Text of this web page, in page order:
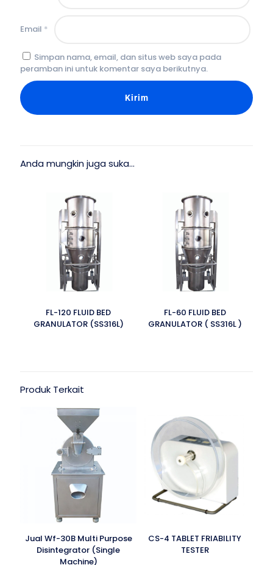
Email *
Simpan nama, email, dan situs web saya pada
peramban ini untuk komentar saya berikutnya.
Anda mungkin juga suka…
FL-120 FLUID BED
GRANULATOR (SS316L)
FL-60 FLUID BED
GRANULATOR ( SS316L )
Produk Terkait
Jual Wf-30B Multi Purpose
Disintegrator (Single
Machine)
CS-4 TABLET FRIABILITY
TESTER